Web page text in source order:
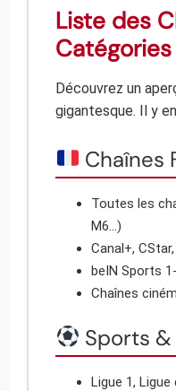
Liste des
Découvrez un
gigantesque. Il y
Chaînes
Toutes les
M6…)
Canal+,
beIN Sports
Chaînes
Sports
Ligue 1,